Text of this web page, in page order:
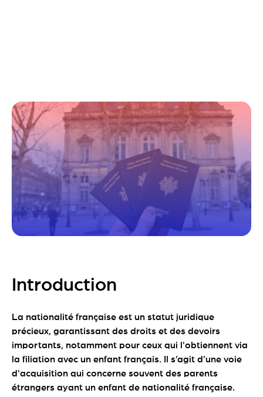
Introduction
La nationalité française est un statut juridique
précieux, garantissant des droits et des devoirs
importants, notamment pour ceux qui l'obtiennent via
la filiation avec un enfant français. Il s’agit d’une voie
d'acquisition qui concerne souvent des parents
étrangers ayant un enfant de nationalité française.